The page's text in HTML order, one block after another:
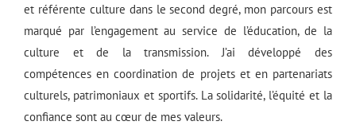
et référente culture dans le second degré, mon parcours est
marqué par l’engagement au service de l’éducation, de la
culture et de la transmission. J’ai développé des
compétences en coordination de projets et en partenariats
culturels, patrimoniaux et sportifs. La solidarité, l’équité et la
confiance sont au cœur de mes valeurs.